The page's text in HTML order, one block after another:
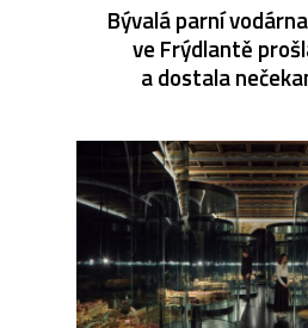
Bývalá parní
ve Frýdlantě
a dostala